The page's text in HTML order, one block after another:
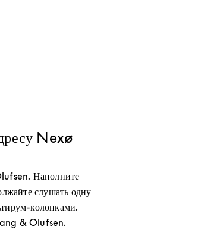
Nexø
Наполните
слушать одну
колонками.
& Olufsen.